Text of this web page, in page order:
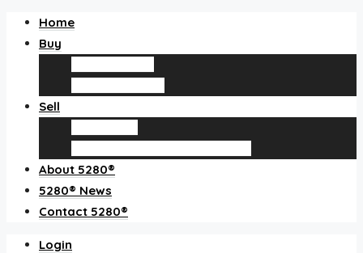
Home
Buy
Sell
About 5280®
5280® News
Contact 5280®
Login